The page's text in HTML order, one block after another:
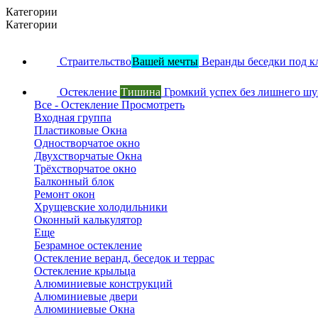
Категории
Категории
СтраительствоВашей мечты Веранды беседки под
Остекление Тишина Громкий успех без лишнего
Все - Остекление Просмотреть
Входная группа
Пластиковые Окна
Одностворчатое окно
Двухстворчатые Окна
Трёхстворчатое окно
Балконный блок
Ремонт окон
Хрущевские холодильники
Оконный калькулятор
Еще
Безрамное остекление
Остекление веранд, беседок и террас
Остекление крыльца
Алюминиевые конструкций
Алюминиевые двери
Алюминиевые Окна